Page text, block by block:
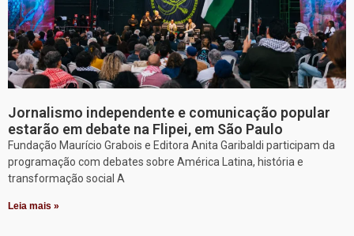
Jornalismo independente e comunicação popular
estarão em debate na Flipei, em São Paulo
Fundação Maurício Grabois e Editora Anita Garibaldi participam da
programação com debates sobre América Latina, história e
transformação social A
Leia mais »